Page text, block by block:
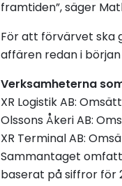
framtiden”, säger
För att förvärvet ska
affären redan i början
Verksamheterna
XR Logistik AB:
Olssons Åkeri AB:
XR Terminal AB:
Sammantaget
baserat på siffror för